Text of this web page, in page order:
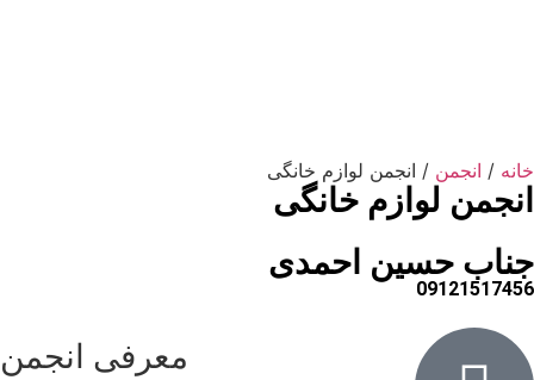
خانه / انجمن / انجمن لوازم خانگی
انجمن لوازم خانگی
جناب حسین احمدی
09121517456
معرفی انجمن